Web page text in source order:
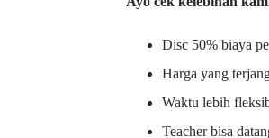
Disc 50% biaya
Harga yang
Waktu lebih
Teacher bisa